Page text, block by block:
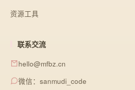
资源工具
联系交流
hello@mfbz.cn
微信：sanmudi_code